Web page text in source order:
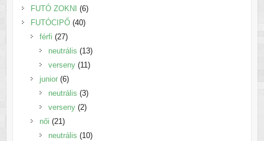
FUTÓ ZOKNI 66
termék
FUTÓCIPŐ 4040
férfi 2727
termék
neutrális 1313
termék
verseny 1111
junior 66
termék
neutrális 33
termék
verseny 22
női 2121
termék
neutrális 1010